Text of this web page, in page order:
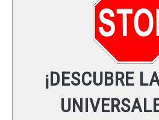
LEYES UNIVERSALES
¡DESCUBRE